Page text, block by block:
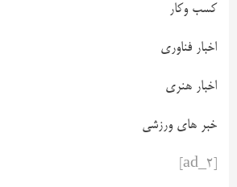
کسب وکار
اخبار فناوری
اخبار هنری
خبر های ورزشی